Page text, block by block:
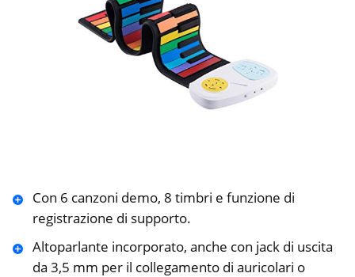
Con 6 canzoni demo, 8 timbri e funzione di
registrazione di supporto.
Altoparlante incorporato, anche con jack di uscita
da 3,5 mm per il collegamento di auricolari o